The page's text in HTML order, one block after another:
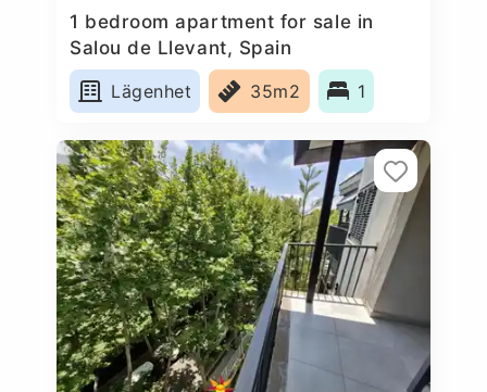
1 bedroom apartment for sale in
Salou de Llevant, Spain
Lägenhet
35m2 1